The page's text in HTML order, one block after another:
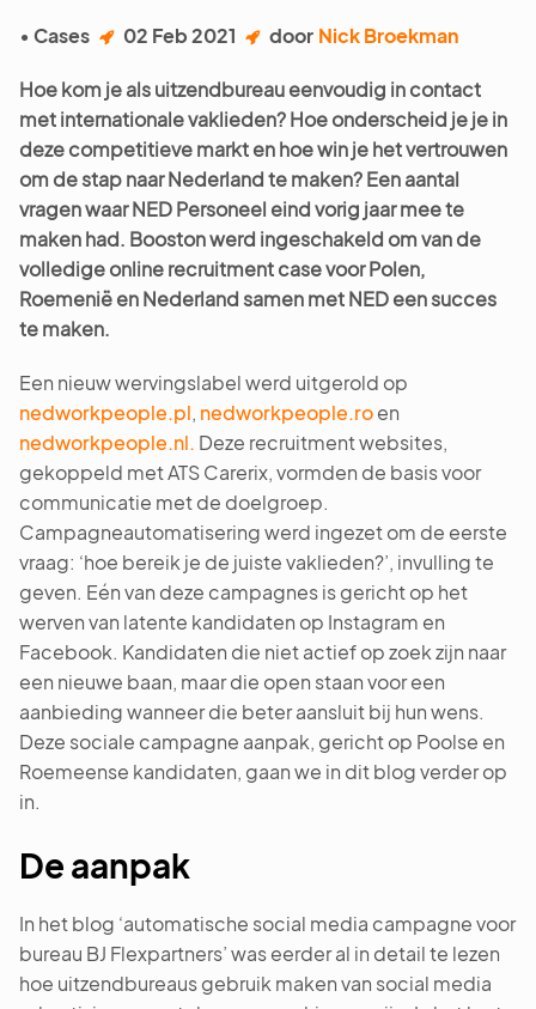
• Cases 02 Feb 2021 door Nick Broekman
Hoe kom je als uitzendbureau eenvoudig in contact
met internationale vaklieden? Hoe onderscheid je je in
deze competitieve markt en hoe win je het vertrouwen
om de stap naar Nederland te maken? Een aantal
vragen waar NED Personeel eind vorig jaar mee te
maken had. Booston werd ingeschakeld om van de
volledige online recruitment case voor Polen,
Roemenië en Nederland samen met NED een succes
te maken.
Een nieuw wervingslabel werd uitgerold op
nedworkpeople.pl, nedworkpeople.roen
nedworkpeople.nl. Deze recruitment websites,
gekoppeld met ATS Carerix, vormden de basis voor
communicatie met de doelgroep.
Campagneautomatisering werd ingezet om de eerste
vraag: ‘hoe bereik je de juiste vaklieden?’, invulling te
geven. Eén van deze campagnes is gericht op het
werven van latente kandidaten op Instagram en
Facebook. Kandidaten die niet actief op zoek zijn naar
een nieuwe baan, maar die open staan voor een
aanbieding wanneer die beter aansluit bij hun wens.
Deze sociale campagne aanpak, gericht op Poolse en
Roemeense kandidaten, gaan we in dit blog verder op
in.
De aanpak
In het blog ‘automatische social media campagne voor
bureau BJ Flexpartners’ was eerder al in detail te lezen
hoe uitzendbureaus gebruik maken van social media